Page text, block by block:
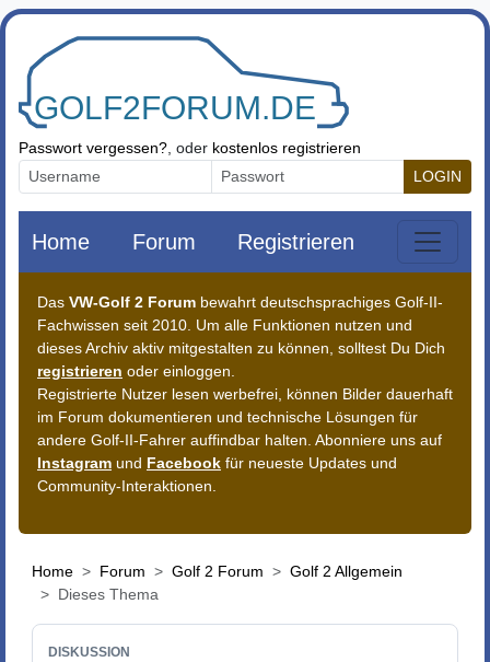
Zum Inhalt springen
Passwort vergessen? , oder kostenlos registrieren
LOGIN
Home Forum Registrieren
Das VW-Golf 2 Forum bewahrt deutschsprachiges Golf-II-
Fachwissen seit 2010. Um alle Funktionen nutzen und
dieses Archiv aktiv mitgestalten zu können, solltest Du Dich
registrieren oder einloggen.
Registrierte Nutzer lesen werbefrei, können Bilder dauerhaft
im Forum dokumentieren und technische Lösungen für
andere Golf-II-Fahrer auffindbar halten. Abonniere uns auf
Instagram und Facebook für neueste Updates und
Community-Interaktionen.
Home Forum Golf 2 Forum
Golf 2 Allgemein
Dieses Thema
DISKUSSION